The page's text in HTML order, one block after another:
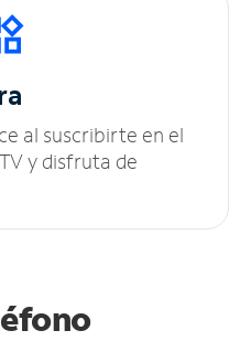
al suscribirte en el
y disfruta de